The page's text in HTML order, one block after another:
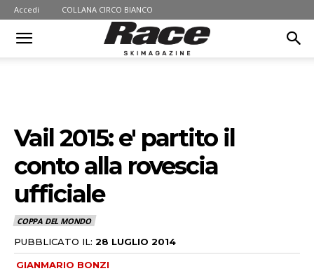
Accedi COLLANA CIRCO BIANCO
Vail 2015: e' partito il
conto alla rovescia
ufficiale
COPPA DEL MONDO
PUBBLICATO IL: 28 LUGLIO 2014
GIANMARIO BONZI